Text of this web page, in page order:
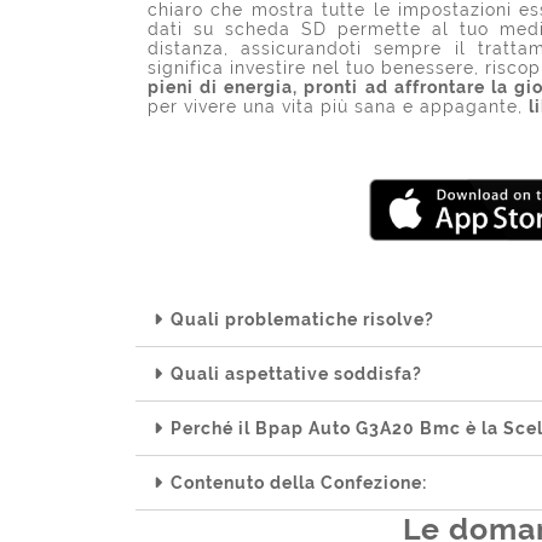
chiaro che mostra tutte le impostazioni
dati su scheda SD permette al tuo
distanza, assicurandoti sempre il
significa investire nel tuo benessere,
pieni di energia, pronti ad affrontare la
per vivere una vita più sana e appagante,
Quali problematiche risolve?
Quali aspettative soddisfa?
Perché il Bpap Auto G3A20 Bmc è la
Contenuto della Confezione:
Le